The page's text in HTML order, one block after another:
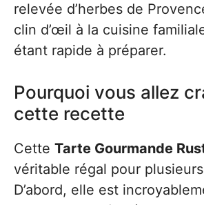
relevée d’herbes de
clin d’œil à la cuisine
étant rapide à préparer.
Pourquoi vous allez
cette recette
Cette Tarte Gourmande
véritable régal pour
D’abord, elle est